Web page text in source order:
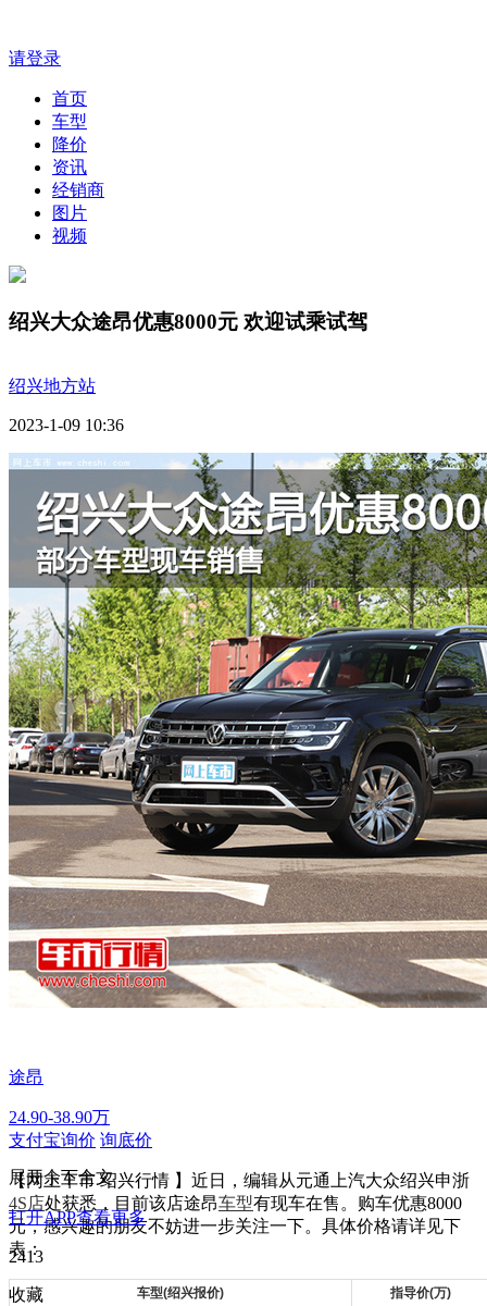
请登录
首页
车型
降价
资讯
经销商
图片
视频
绍兴大众途昂优惠8000元 欢迎试乘试驾
绍兴地方站
2023-1-09 10:36
途昂
24.90-38.90万
支付宝询价 询底价
【网上车市 绍兴行情 】近日，编辑从元通上汽大众绍兴申浙
4S店处获悉，目前该店途昂车型有现车在售。购车优惠8000
元，感兴趣的朋友不妨进一步关注一下。具体价格请详见下
表：
车型(绍兴报价)
指导价(万)
展开余下全文
打开APP查看更多
2413
收藏